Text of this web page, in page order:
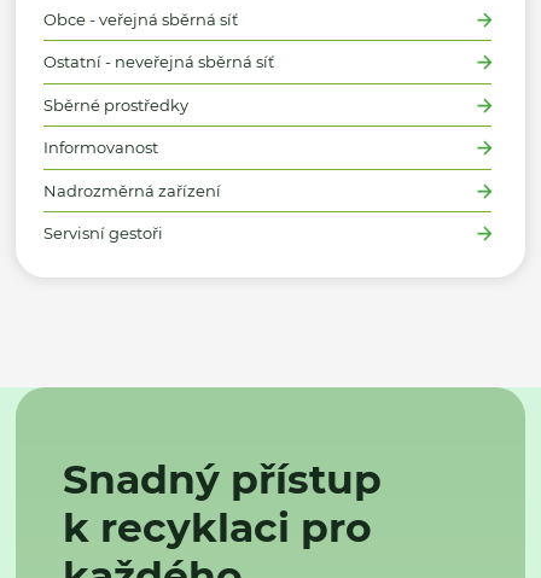
Obce - veřejná sběrná síť
Ostatní - neveřejná sběrná síť
Sběrné prostředky
Informovanost
Nadrozměrná zařízení
Servisní gestoři
Snadný přístup
k recyklaci pro